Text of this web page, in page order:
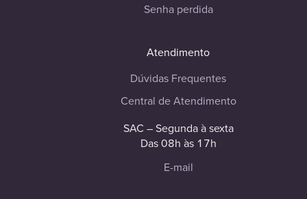
Senha perdida
Atendimento
Dúvidas Frequentes
Central de Atendimento
SAC – Segunda à sexta
Das 08h às 17h
E-mail